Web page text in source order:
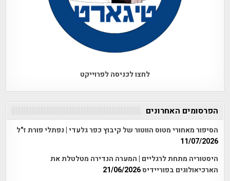
לחצו לכניסה לפרוייקט
הפרסומים האחרונים
הסיפור מאחורי מטוס הווטור של קיבוץ כפר גלעדי | נפתלי פורת ז"ל
11/07/2026
היסטוריה מתחת לרגליים | המערה הנדירה מטלטלת את
הארכיאולוגים בפוריידיס21/06/2026